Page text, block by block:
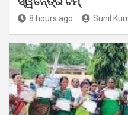
8 hours ago Sunil